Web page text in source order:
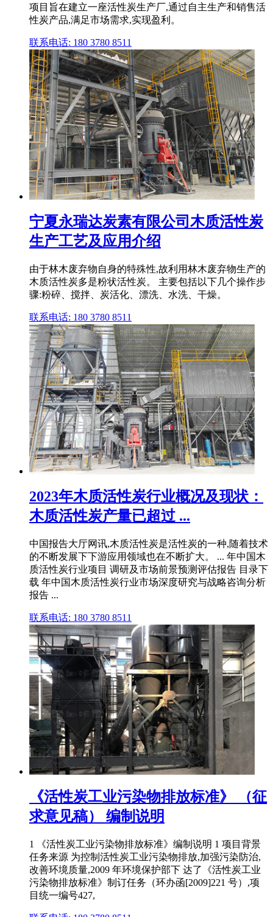
项目旨在建立一座活性炭生产厂,通过自主生产和销售活
性炭产品,满足市场需求,实现盈利。
联系电话: 180 3780 8511
宁夏永瑞达炭素有限公司木质活性炭
生产工艺及应用介绍
由于林木废弃物自身的特殊性,故利用林木废弃物生产的
木质活性炭多是粉状活性炭。 主要包括以下几个操作步
骤:粉碎、搅拌、炭活化、漂洗、水洗、干燥。
联系电话: 180 3780 8511
2023年木质活性炭行业概况及现状：
木质活性炭产量已超过 ...
中国报告大厅网讯,木质活性炭是活性炭的一种,随着技术
的不断发展下下游应用领域也在不断扩大。 ... 年中国木
质活性炭行业项目 调研及市场前景预测评估报告 目录下
载 年中国木质活性炭行业市场深度研究与战略咨询分析
报告 ...
联系电话: 180 3780 8511
《活性炭工业污染物排放标准》 （征
求意见稿） 编制说明
1 《活性炭工业污染物排放标准》编制说明 1 项目背景
任务来源 为控制活性炭工业污染物排放,加强污染防治,
改善环境质量,2009 年环境保护部下 达了《活性炭工业
污染物排放标准》制订任务（环办函[2009]221 号）,项
目统一编号427,